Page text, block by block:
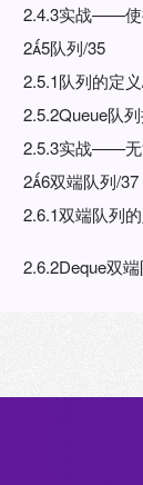
2.4.3实战——使
25队列/35
2.5.1队列的定
2.5.2Queue队
2.5.3实战——无
26双端队列/37
2.6.1双端队列
2.6.2Deque双